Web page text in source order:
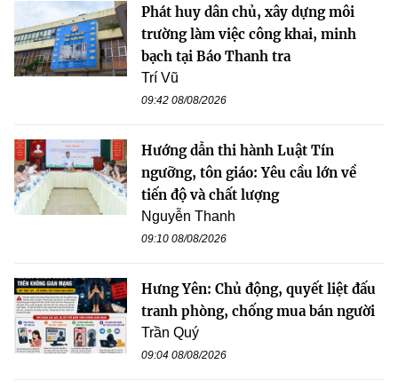
Phát huy dân chủ, xây dựng môi
trường làm việc công khai, minh
bạch tại Báo Thanh tra
Trí Vũ
09:42 08/08/2026
Hướng dẫn thi hành Luật Tín
ngưỡng, tôn giáo: Yêu cầu lớn về
tiến độ và chất lượng
Nguyễn Thanh
09:10 08/08/2026
Hưng Yên: Chủ động, quyết liệt đấu
tranh phòng, chống mua bán người
Trần Quý
09:04 08/08/2026